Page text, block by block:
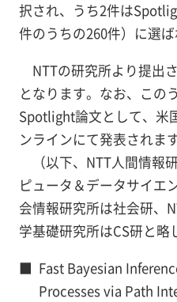
択され、うち2件は
件のうちの260件）に選ば
NTTの研究所より提出
となります。なお、この
Spotlight論文として、米
ンラインにて発表されます
（以下、NTT人間情報
ピュータ＆データサイエ
会情報研究所は社会研、
学基礎研究所はCS研と略
■ Fast Bayesian
Processes via Path